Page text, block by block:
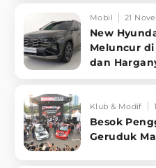
Mobil 21
New
Meluncur di
dan
Klub & Modif
Besok
Geruduk